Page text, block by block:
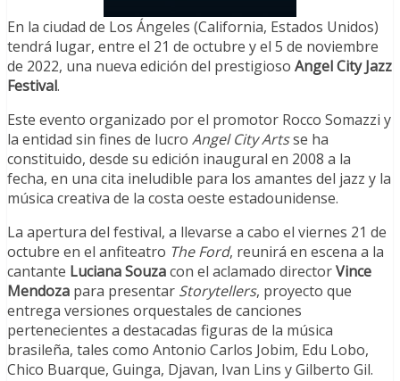
En la ciudad de Los Ángeles (California, Estados Unidos)
tendrá lugar, entre el 21 de octubre y el 5 de noviembre
de 2022, una nueva edición del prestigioso Angel City Jazz
Festival.
Este evento organizado por el promotor Rocco Somazzi y
la entidad sin fines de lucro Angel City Artsse ha
constituido, desde su edición inaugural en 2008 a la
fecha, en una cita ineludible para los amantes del jazz y la
música creativa de la costa oeste estadounidense.
La apertura del festival, a llevarse a cabo el viernes 21 de
octubre en el anfiteatro The Ford, reunirá en escena a la
cantante Luciana Souzacon el aclamado directorVince
Mendoza para presentar Storytellers, proyecto que
entrega versiones orquestales de canciones
pertenecientes a destacadas figuras de la música
brasileña, tales como Antonio Carlos Jobim, Edu Lobo,
Chico Buarque, Guinga, Djavan, Ivan Lins y Gilberto Gil.